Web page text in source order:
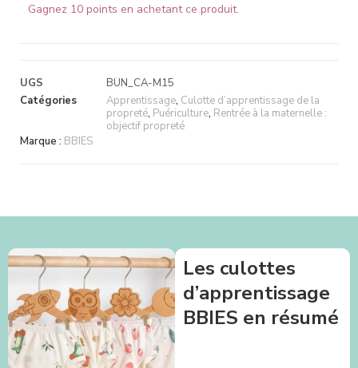
Gagnez 10 points en achetant ce produit.
UGS
BUN_CA-M15
Catégories
Apprentissage, Culotte d’apprentissage de la
propreté, Puériculture, Rentrée à la maternelle :
objectif propreté
Marque : BBIES
Les culottes
d’apprentissage
BBIES en résumé